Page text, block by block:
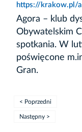
https://krakow.pl/
Agora – klub
Obywatelskim
spotkania. W
poświęcone
Gran.
< Poprzedni
Następny >